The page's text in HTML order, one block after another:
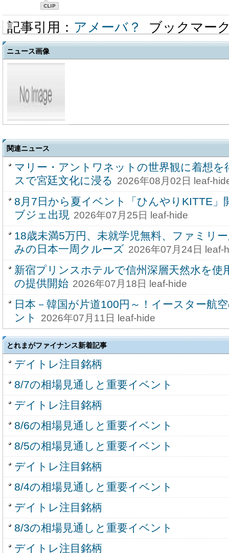
記事引用： アメーバ？ ブックマー
ニュース画像
関連ニュース
マリー・アントワネットの世界観に着想
スで宮廷文化に浸る 2026年08月02日 leaf-
8月7日から夏イベント「ひんやりKITTE」
ブジェ出現 2026年07月25日 leaf-hide
18歳未満5万円、未就学児無料、ファミリ
みの日本一周クルーズ 2026年07月24日 leaf-
新宿プリンスホテルで信州深層天然水を使
の提供開始 2026年07月18日 leaf-hide
日本－韓国が片道100円～！イースター航
ント
2026年07月11日 leaf-hide
とれまがファイナンス新着記事
デイトレ注目銘柄
8/7の相場見通しと重要イベント
デイトレ注目銘柄
8/6の相場見通しと重要イベント
8/5の相場見通しと重要イベント
デイトレ注目銘柄
8/4の相場見通しと重要イベント
デイトレ注目銘柄
8/3の相場見通しと重要イベント
デイトレ注目銘柄